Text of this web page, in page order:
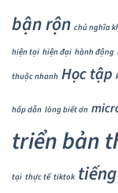
bận rộn chủ nghĩa
hiện tại hiện đại hành động
thuộc nhanh Học tập
hấp dẫn lòng biết ơn
triển bản
tại thực tế tiktok